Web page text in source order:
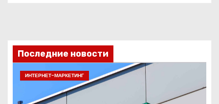
Последние новости
ИНТЕРНЕТ-МАРКЕТИНГ